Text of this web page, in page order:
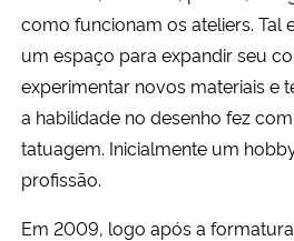
como funcionam os ateliers. Tal
um espaço para expandir seu
experimentar novos materiais e
a habilidade no desenho fez
tatuagem. Inicialmente um
profissão.
Em 2009, logo após a